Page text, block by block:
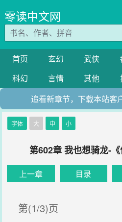
零读中文网
首页 玄幻 武侠
科幻
言情 其他
追看新章节，下载本站客
字体 大 中 小
第602章 我也想骑龙-《
上一章 目录
第(1/3)页